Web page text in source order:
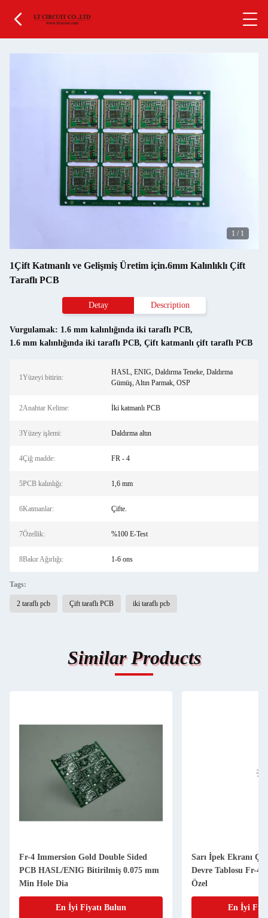
1 / 1
1Çift Katmanlı ve Gelişmiş Üretim için.6mm Kalınlıklı Çift
Taraflı PCB
Detay Description
Vurgulamak: 1.6 mm kalınlığında iki taraflı PCB,
1.6 mm kalınlığında iki taraflı PCB, Çift katmanlı çift taraflı PCB
1Yüzeyi bitirin:
HASL, ENIG, Daldırma Teneke, Daldırma
Gümüş, Altın Parmak, OSP
2Anahtar Kelime: İki katmanlı PCB
3Yüzey işlemi: Daldırma altın
4Çiğ madde: FR - 4
5PCB kalınlığı: 1,6 mm
6Katmanlar: Çifte.
7Özellik: %100 E-Test
8Bakır Ağırlığı: 1-6 ons
Tags:
2 taraflı pcb Çift taraflı PCB iki taraflı pcb
Similar Products
Fr-4 Immersion Gold Double Sided
PCB HASL/ENIG Bitirilmiş 0.075 mm
Min Hole Dia
En İyi Fiyatı Bulun
Sarı İpek Ekranı
Devre Tablosu Fr-4
Özel
En İyi